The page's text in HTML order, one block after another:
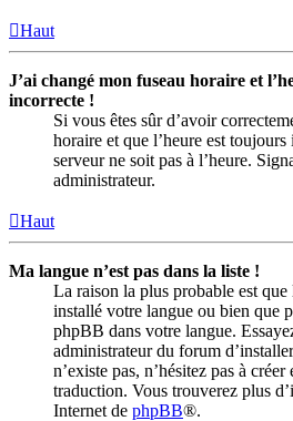
Haut
J’ai changé mon fuseau horaire et
incorrecte !
Si vous êtes sûr d’avoir
horaire et que l’heure est
serveur ne soit pas à l’heure.
administrateur.
Haut
Ma langue n’est pas dans la liste !
La raison la plus probable est que
installé votre langue ou bien que
phpBB dans votre langue.
administrateur du forum
n’existe pas, n’hésitez pas à
traduction. Vous trouverez plus
Internet de phpBB®.